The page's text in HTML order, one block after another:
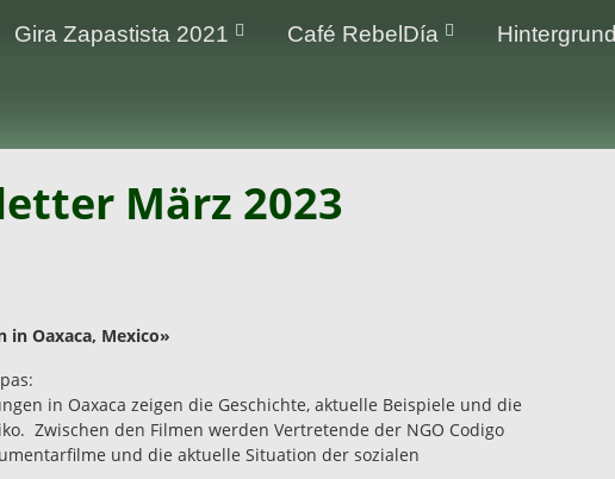
Gira Zapastista 2021 Café RebelDía Hintergrund
März 2023
in Oaxaca, Mexico»
in Oaxaca zeigen die Geschichte, aktuelle Beispiele und die
Zwischen den Filmen werden Vertretende der NGO Codigo
und die aktuelle Situation der sozialen